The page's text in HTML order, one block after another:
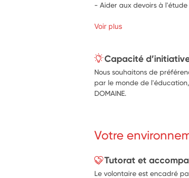
- Aider aux devoirs à l'étude
Voir plus
Capacité
Nous souhaitons de
par le monde de l'éducation,
DOMAINE.
Votre
Tutorat et
Le volontaire est encadré